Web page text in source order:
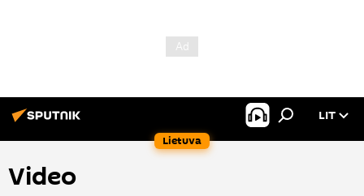
Lietuva
LIT
Video